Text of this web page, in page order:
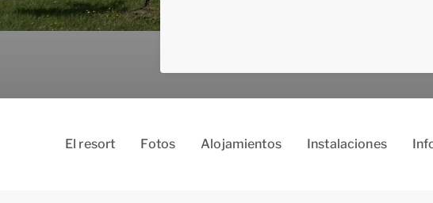
El resort Fotos Alojamientos Instalaciones